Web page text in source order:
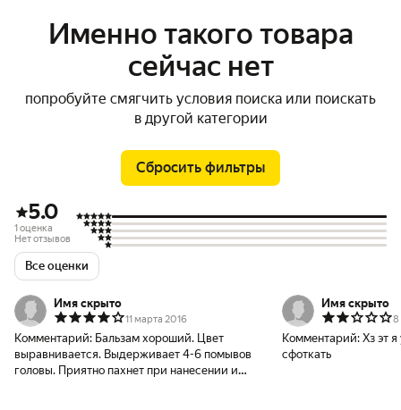
Именно такого товара
сейчас нет
попробуйте смягчить условия поиска или поискать
в другой категории
Сбросить фильтры
5.0
1 оценка
Нет отзывов
Все оценки
Имя скрыто
11 марта 2016
Комментарий: Бальзам хороший. Цвет
выравнивается. Выдерживает 4-6 помывов
головы. Приятно пахнет при нанесении и
Имя скрыто
8
Комментарий: Хз эт
сфоткать